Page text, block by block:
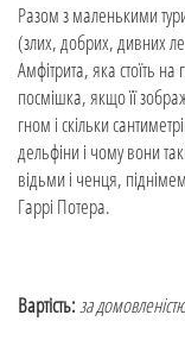
Разом з маленькими
(злих, добрих, дивних
Амфітрита, яка стоїть
посмішка, якщо її
гном і скільки
дельфіни і чому вони
відьми і ченця,
Гаррі Потера.
Вартість:за